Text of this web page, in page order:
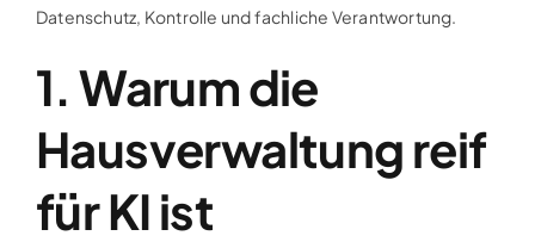
Datenschutz, Kontrolle und fachliche Verantwortung.
1. Warum die
Hausverwaltung reif
für KI ist